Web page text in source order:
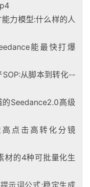
力模型:什么样的人
能最快打爆
从脚本到转化--
Seedance2.0高级
点击高转化分镜
材的4种可批量化生